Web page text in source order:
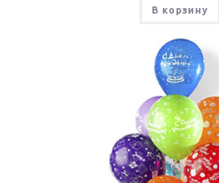
В корзину